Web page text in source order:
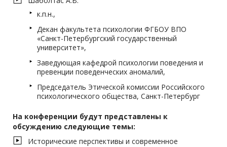
к.п.н.,
Декан факультета психологии ФГБОУ ВПО
«Санкт-Петербургский государственный
университет»,
Заведующая кафедрой психологии поведения и
превенции поведенческих аномалий,
Председатель Этической комиссии Российского
психологического общества, Санкт-Петербург
На конференции будут представлены к
обсуждению следующие темы:
Исторические перспективы и современное